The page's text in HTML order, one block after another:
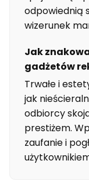
odpowiednią
wizerunek
Jak
gadżetów
Trwałe i
jak
odbiorcy
prestiżem.
zaufanie i